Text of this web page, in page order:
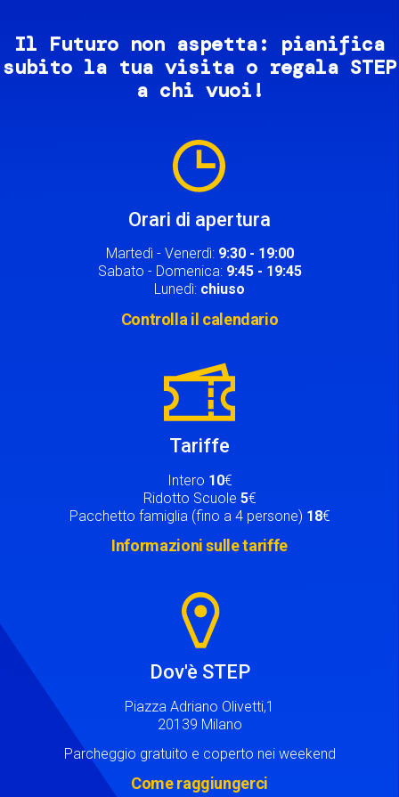
Il Futuro non aspetta: pianifica
subito la tua visita o regala STEP
a chi vuoi!
Orari di apertura
Martedì - Venerdì: 9:30 - 19:00
Sabato - Domenica: 9:45 - 19:45
Lunedì: chiuso
Controlla il calendario
Tariffe
Intero 10€
Ridotto Scuole 5€
Pacchetto famiglia (fino a 4 persone) 18€
Informazioni sulle tariffe
Dov'è STEP
Piazza Adriano Olivetti,1
20139 Milano
Parcheggio gratuito e coperto nei weekend
Come raggiungerci